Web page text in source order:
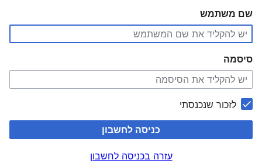
שם משתמש
סיסמה
לזכור שנכנסתי
כניסה לחשבון
עזרה בכניסה לחשבון